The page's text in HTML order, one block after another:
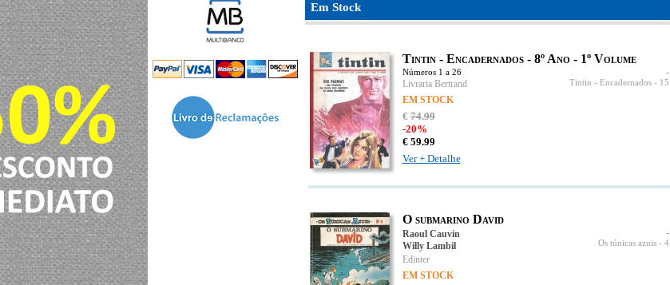
Em Stock
Tintin - Encadernados - 8º Ano - 1º Volume
Números 1 a 26
Livraria Bertrand
EM STOCK
€74.99
-20%
€ 59.99
Ver + Detalhe
-
Tintin - Encadernados- 15
O submarino David
Raoul Cauvin
Willy Lambil
Edinter
EM STOCK
-
Os túnicas azuis- 4